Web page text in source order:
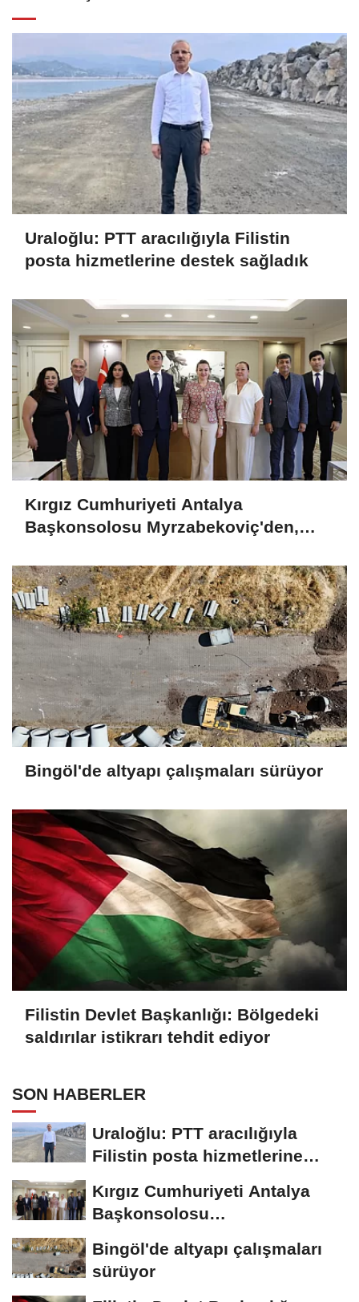
Uraloğlu: PTT aracılığıyla Filistin
posta hizmetlerine destek sağladık
Kırgız Cumhuriyeti Antalya
Başkonsolosu Myrzabekoviç'den,
Bingöl'de altyapı çalışmaları sürüyor
Filistin Devlet Başkanlığı: Bölgedeki
saldırılar istikrarı tehdit ediyor
SON HABERLER
Uraloğlu: PTT aracılığıyla
Filistin posta hizmetlerine
Kırgız Cumhuriyeti Antalya
Başkonsolosu
Bingöl'de altyapı çalışmaları
sürüyor